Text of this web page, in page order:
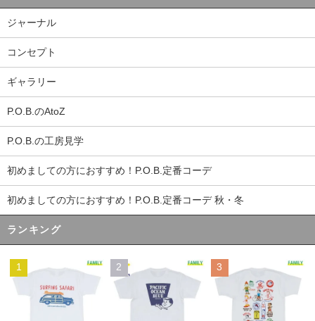
ジャーナル
コンセプト
ギャラリー
P.O.B.のAtoZ
P.O.B.の工房見学
初めましての方におすすめ！P.O.B.定番コーデ
初めましての方におすすめ！P.O.B.定番コーデ 秋・冬
ランキング
1 2 3